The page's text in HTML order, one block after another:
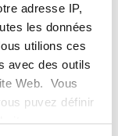
adresse IP,
les données
utilions ces
avec des outils
Web. Vous
puvez définir
pas que
la
page